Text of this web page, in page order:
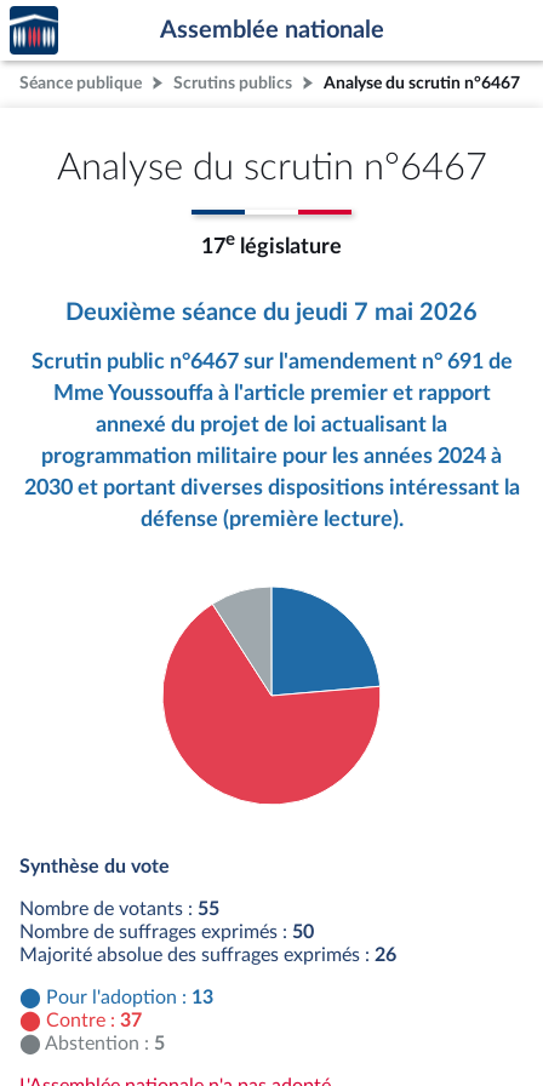
Aller au contenu
Aller en bas de la page
Accèder
à la
page
d'accueil
Assemblée nationale
Séance publique Scrutins publics Analyse du scrutin n°6467
Analyse du scrutin n°6467
17e législature
Deuxième séance du jeudi 7 mai 2026
Scrutin public n°6467 sur l'amendement n° 691 de
Mme Youssouffa à l'article premier et rapport
annexé du projet de loi actualisant la
programmation militaire pour les années 2024 à
2030 et portant diverses dispositions intéressant la
défense (première lecture).
Synthèse du vote
Nombre de votants : 55
Nombre de suffrages exprimés : 50
Majorité absolue des suffrages exprimés : 26
Pour l'adoption : 13
Contre : 37
Abstention : 5